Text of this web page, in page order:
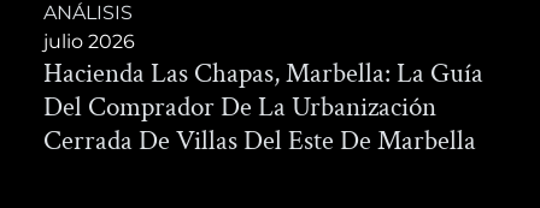
ANÁLISIS
julio 2026
Hacienda Las Chapas, Marbella: La Guía
Del Comprador De La Urbanización
Cerrada De Villas Del Este De Marbella